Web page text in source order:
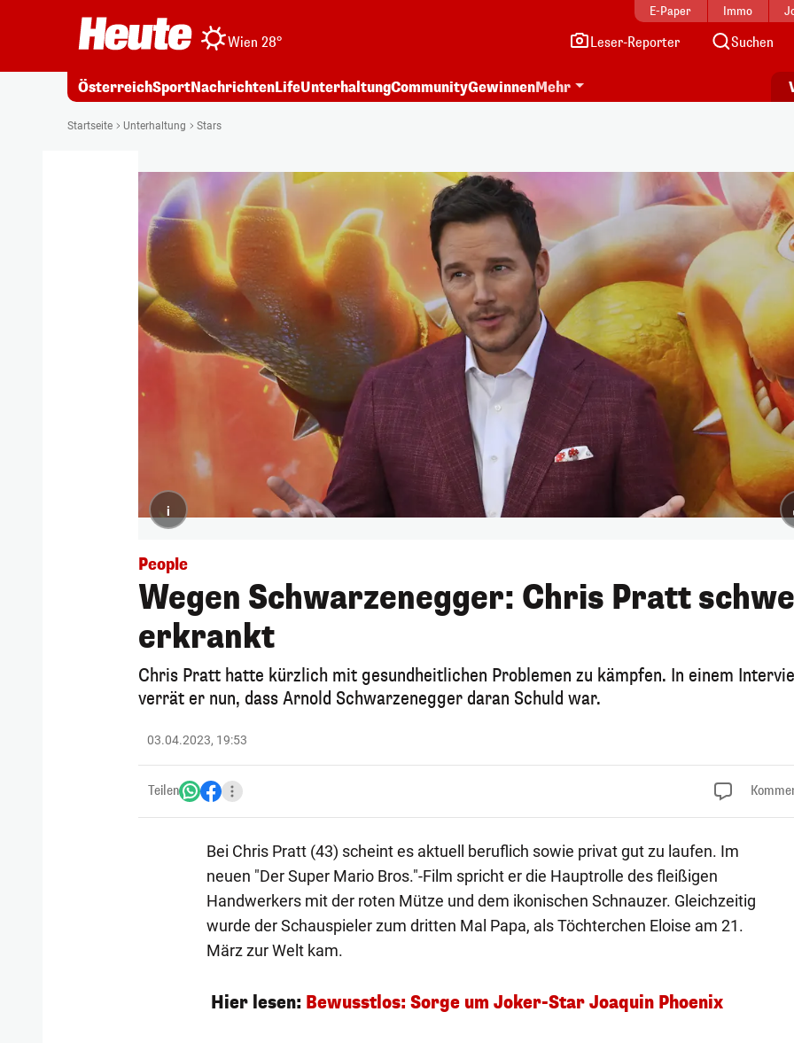
E-Paper Immo
Wien 28° Leser-Reporter Suchen
ÖsterreichSportNachrichtenLifeUnterhaltungCommunityGewinnenMehr
Startseite Unterhaltung Stars
i
People
Wegen Schwarzenegger: Chris Pratt
erkrankt
Chris Pratt hatte kürzlich mit gesundheitlichen Problemen zu kämpfen. In einem
verrät er nun, dass Arnold Schwarzenegger daran Schuld war.
03.04.2023, 19:53
Teilen
Bei Chris Pratt (43) scheint es aktuell beruflich sowie privat gut zu laufen. Im
neuen "Der Super Mario Bros."-Film spricht er die Hauptrolle des fleißigen
Handwerkers mit der roten Mütze und dem ikonischen Schnauzer. Gleichzeitig
wurde der Schauspieler zum dritten Mal Papa, als Töchterchen Eloise am 21.
März zur Welt kam.
Hier lesen: Bewusstlos: Sorge um Joker-Star Joaquin Phoenix